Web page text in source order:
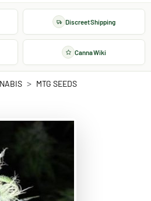
Discreet Shipping
Canna Wiki
MTG SEEDS